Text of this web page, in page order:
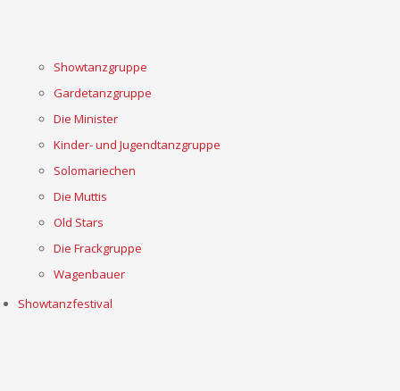
Showtanzgruppe
Gardetanzgruppe
Die Minister
Kinder- und Jugendtanzgruppe
Solomariechen
Die Muttis
Old Stars
Die Frackgruppe
Wagenbauer
Showtanzfestival